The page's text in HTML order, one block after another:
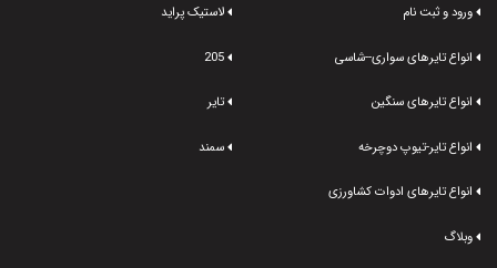
ورود و ثبت نام
انواع تایرهای سواری--شاسی
انواع تایرهای سنگین
انواع تایر-تیوپ دوچرخه
انواع تایرهای ادوات کشاورزی
وبلاگ
لاستیک پراید
205
تایر
سمند